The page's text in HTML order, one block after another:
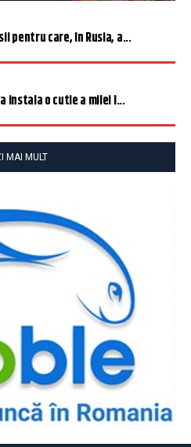
pentru care, în Rusia, a...
instala o cutie a milei î...
MAI MULT